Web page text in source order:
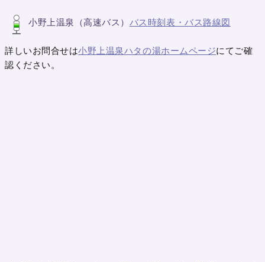
小野上温泉（高速バス） バス時刻表・バス路線図
詳しいお問合せは小野上温泉ハタの湯ホームページにてご確
認ください。